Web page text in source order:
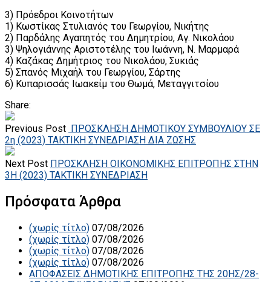
3) Πρόεδροι Κοινοτήτων
1) Κωστίκας Στυλιανός του Γεωργίου, Νικήτης
2) Παρδάλης Αγαπητός του Δημητρίου, Αγ. Νικολάου
3) Ψηλογιάννης Αριστοτέλης του Ιωάννη, Ν. Μαρμαρά
4) Καζάκας Δημήτριος του Νικολάου, Συκιάς
5) Σπανός Μιχαήλ του Γεωργίου, Σάρτης
6) Κυπαρισσάς Ιωακείμ του Θωμά, Μεταγγιτσίου
Share:
Previous Post ΠΡΟΣΚΛΗΣΗ ΔΗΜΟΤΙΚΟΥ ΣΥΜΒΟΥΛΙΟΥ ΣΕ
2η (2023) ΤΑΚΤΙΚΗ ΣΥΝΕΔΡΙΑΣΗ ΔΙΑ ΖΩΣΗΣ
Next Post ΠΡΟΣΚΛΗΣΗ ΟΙΚΟΝΟΜΙΚΗΣ ΕΠΙΤΡΟΠΗΣ ΣΤΗΝ
3Η (2023) ΤΑΚΤΙΚΗ ΣΥΝΕΔΡΙΑΣΗ
Πρόσφατα Άρθρα
(χωρίς τίτλο) 07/08/2026
(χωρίς τίτλο) 07/08/2026
(χωρίς τίτλο) 07/08/2026
(χωρίς τίτλο) 07/08/2026
ΑΠΟΦΑΣΕΙΣ ΔΗΜΟΤΙΚΗΣ ΕΠΙΤΡΟΠΗΣ ΤΗΣ 20ΗΣ/28-